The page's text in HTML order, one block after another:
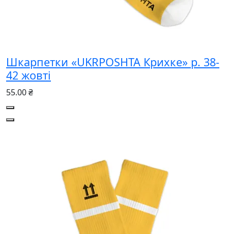
Шкарпетки «UKRPOSHTA Крихке» р. 38-
42 жовті
55.00 ₴